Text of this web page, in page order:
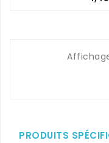
PRODUITS